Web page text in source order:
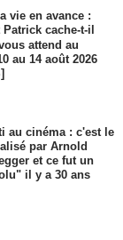
vie en avance :
cache-t-il
attend au
au 14 août 2026
au cinéma : c'est le
par Arnold
et ce fut un
il y a 30 ans